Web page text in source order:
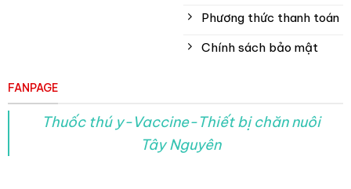
Phương thức thanh toán
Chính sách bảo mật
FANPAGE
Thuốc thú y-Vaccine-Thiết bị chăn nuôi
Tây Nguyên